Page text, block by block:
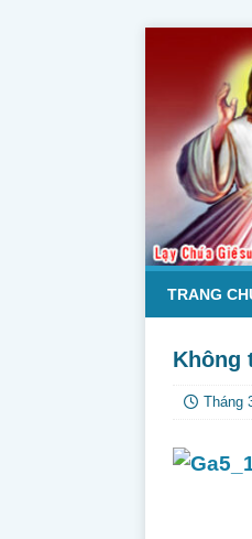
TRANG
Không
Tháng